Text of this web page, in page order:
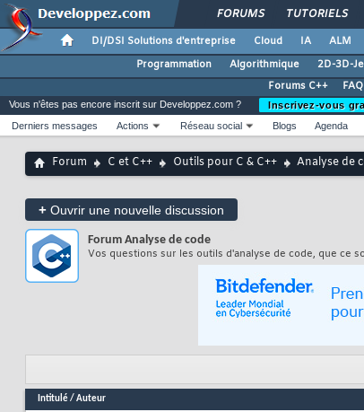
FORUMS TUTORIELS
DI/DSI Solutions d'entreprise Cloud IA ALM
Programmation
Algorithmique 2D-3D-
Forums C++
Vous n'êtes pas encore inscrit sur Developpez.com ?
Inscrivez-vous
Derniers messages
Actions Réseau social Blogs Agenda
Forum C et C++ Outils pour C & C++ Analyse de
+ Ouvrir une nouvelle discussion
Forum Analyse de code
Vos questions sur les outils d'analyse de code, que ce
Intitulé/ Auteur